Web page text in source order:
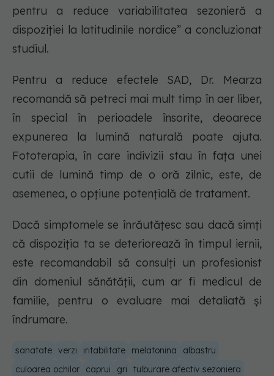
pentru a reduce variabilitatea sezonieră a
dispoziției la latitudinile nordice” a concluzionat
studiul.
Pentru a reduce efectele SAD, Dr. Mearza
recomandă să petreci mai mult timp în aer liber,
în special în perioadele însorite, deoarece
expunerea la lumină naturală poate ajuta.
Fototerapia, în care indivizii stau în fața unei
cutii de lumină timp de o oră zilnic, este, de
asemenea, o opțiune potențială de tratament.
Dacă simptomele se înrăutățesc sau dacă simți
că dispoziția ta se deteriorează în timpul iernii,
este recomandabil să consulți un profesionist
din domeniul sănătății, cum ar fi medicul de
familie, pentru o evaluare mai detaliată și
îndrumare.
sanatate verzi iritabilitate melatonina
albastru
culoarea ochilor
caprui gri tulburare afectiv sezoniera